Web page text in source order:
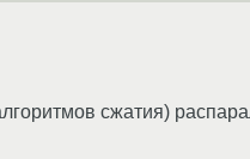
сжатия)